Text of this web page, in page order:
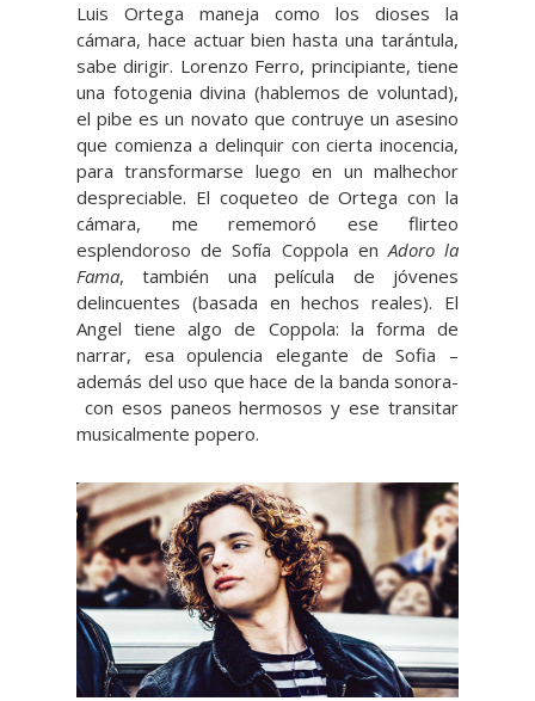
Luis Ortega maneja como los dioses la
cámara, hace actuar bien hasta una tarántula,
sabe dirigir. Lorenzo Ferro, principiante, tiene
una fotogenia divina (hablemos de voluntad),
el pibe es un novato que contruye un asesino
que comienza a delinquir con cierta inocencia,
para transformarse luego en un malhechor
despreciable. El coqueteo de Ortega con la
cámara, me rememoró ese flirteo
esplendoroso de Sofía Coppola enAdoro la
Fama, también una película de jóvenes
delincuentes (basada en hechos reales). El
Angel tiene algo de Coppola: la forma de
narrar, esa opulencia elegante de Sofia –
además del uso que hace de la banda sonora-
con esos paneos hermosos y ese transitar
musicalmente popero.